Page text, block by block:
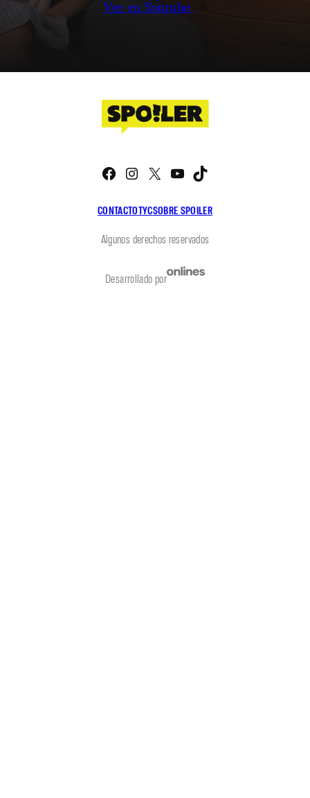
Ver en Youtube
CONTACTOTYCSOBRE SPOILER
Facebook
Instagram
X YouTube
Algunos derechos reservados
Desarrollado por